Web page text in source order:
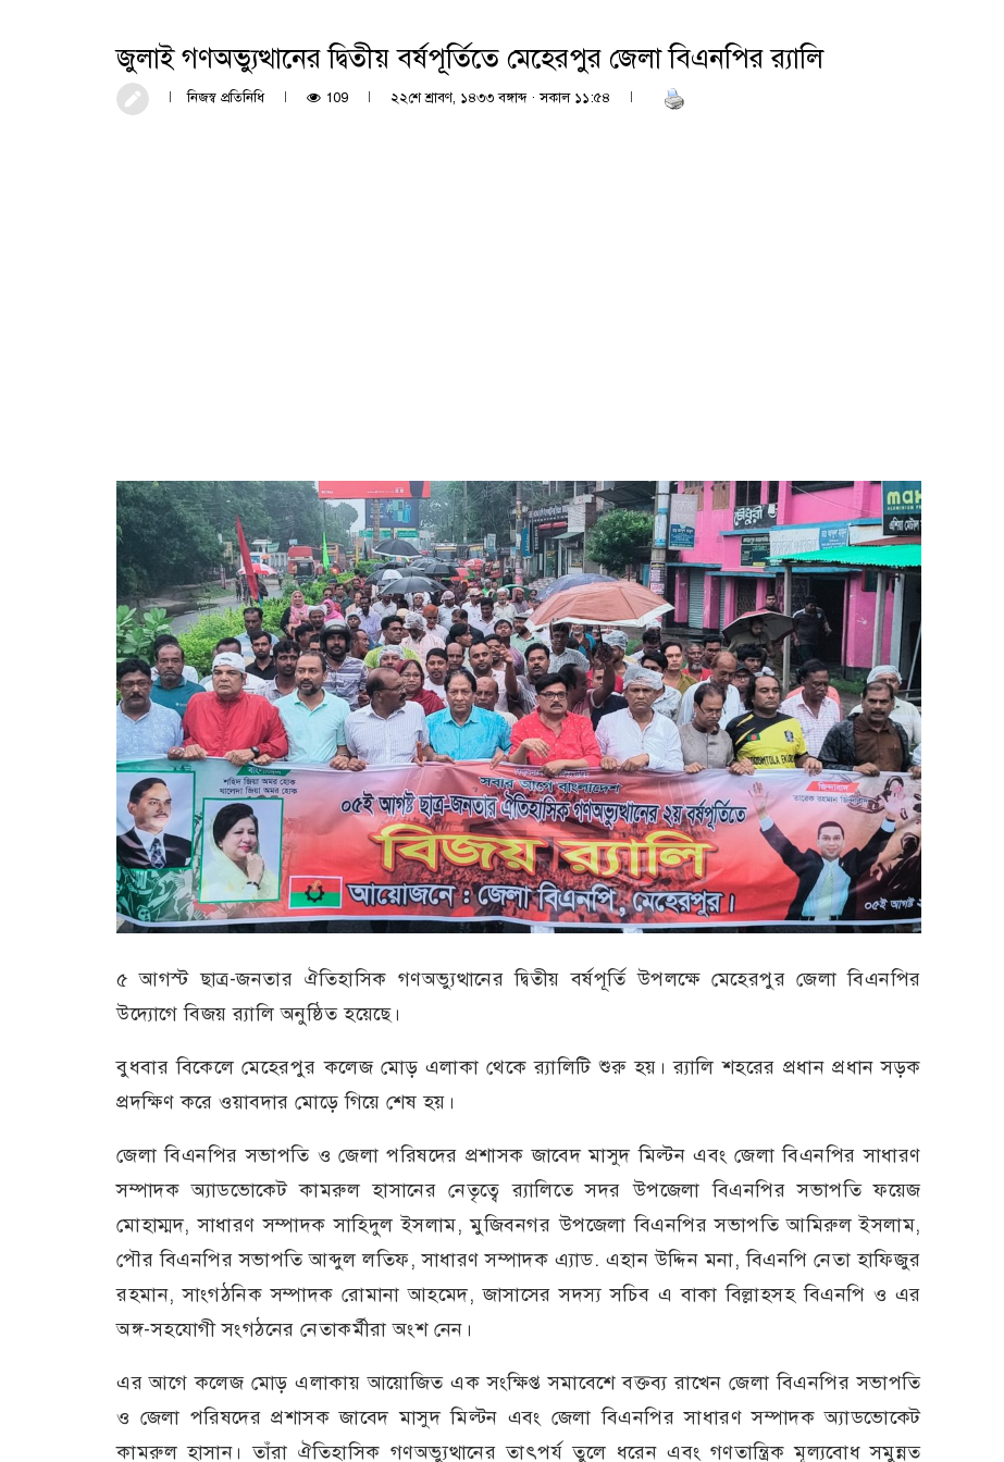
জুলাই গণঅভ্যুত্থানের দ্বিতীয় বর্ষপূর্তিতে মেহেরপুর জেলা বিএনপির র‍্যালি
নিজস্ব প্রতিনিধি 109 ২২শে শ্রাবণ, ১৪৩৩ বঙ্গাব্দ · সকাল ১১:৫৪
৫ আগস্ট ছাত্র-জনতার ঐতিহাসিক গণঅভ্যুত্থানের দ্বিতীয় বর্ষপূর্তি উপলক্ষে মেহেরপুর জেলা বিএনপির
উদ্যোগে বিজয় র‍্যালি অনুষ্ঠিত হয়েছে।
বুধবার বিকেলে মেহেরপুর কলেজ মোড় এলাকা থেকে র‍্যালিটি শুরু হয়। র‍্যালি শহরের প্রধান প্রধান সড়ক
প্রদক্ষিণ করে ওয়াবদার মোড়ে গিয়ে শেষ হয়।
জেলা বিএনপির সভাপতি ও জেলা পরিষদের প্রশাসক জাবেদ মাসুদ মিল্টন এবং জেলা বিএনপির সাধারণ
সম্পাদক অ্যাডভোকেট কামরুল হাসানের নেতৃত্বে র‍্যালিতে সদর উপজেলা বিএনপির সভাপতি ফয়েজ
মোহাম্মদ, সাধারণ সম্পাদক সাহিদুল ইসলাম, মুজিবনগর উপজেলা বিএনপির সভাপতি আমিরুল ইসলাম,
পৌর বিএনপির সভাপতি আব্দুল লতিফ, সাধারণ সম্পাদক এ্যাড. এহান উদ্দিন মনা, বিএনপি নেতা হাফিজুর
রহমান, সাংগঠনিক সম্পাদক রোমানা আহমেদ, জাসাসের সদস্য সচিব এ বাকা বিল্লাহসহ বিএনপি ও এর
অঙ্গ-সহযোগী সংগঠনের নেতাকর্মীরা অংশ নেন।
এর আগে কলেজ মোড় এলাকায় আয়োজিত এক সংক্ষিপ্ত সমাবেশে বক্তব্য রাখেন জেলা বিএনপির সভাপতি
ও জেলা পরিষদের প্রশাসক জাবেদ মাসুদ মিল্টন এবং জেলা বিএনপির সাধারণ সম্পাদক অ্যাডভোকেট
কামরুল হাসান। তাঁরা ঐতিহাসিক গণঅভ্যুত্থানের তাৎপর্য তুলে ধরেন এবং গণতান্ত্রিক মূল্যবোধ সমুন্নত